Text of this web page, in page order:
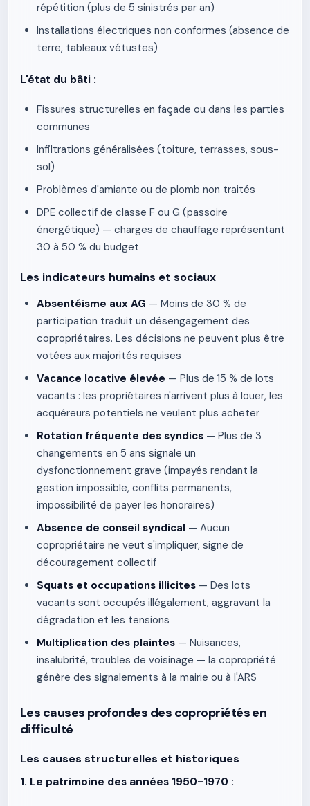
répétition (plus de 5 sinistrés par an)
Installations électriques non conformes (absence de
terre, tableaux vétustes)
L'état du bâti :
Fissures structurelles en façade ou dans les parties
communes
Infiltrations généralisées (toiture, terrasses, sous-
sol)
Problèmes d'amiante ou de plomb non traités
DPE collectif de classe F ou G (passoire
énergétique) — charges de chauffage représentant
30 à 50 % du budget
Les indicateurs humains et sociaux
Absentéisme aux AG — Moins de 30 % de
participation traduit un désengagement des
copropriétaires. Les décisions ne peuvent plus être
votées aux majorités requises
Vacance locative élevée — Plus de 15 % de lots
vacants : les propriétaires n'arrivent plus à louer, les
acquéreurs potentiels ne veulent plus acheter
Rotation fréquente des syndics — Plus de 3
changements en 5 ans signale un
dysfonctionnement grave (impayés rendant la
gestion impossible, conflits permanents,
impossibilité de payer les honoraires)
Absence de conseil syndical — Aucun
copropriétaire ne veut s'impliquer, signe de
découragement collectif
Squats et occupations illicites — Des lots
vacants sont occupés illégalement, aggravant la
dégradation et les tensions
Multiplication des plaintes — Nuisances,
insalubrité, troubles de voisinage — la copropriété
génère des signalements à la mairie ou à l'ARS
Les causes profondes des copropriétés en
difficulté
Les causes structurelles et historiques
1. Le patrimoine des années 1950-1970 :